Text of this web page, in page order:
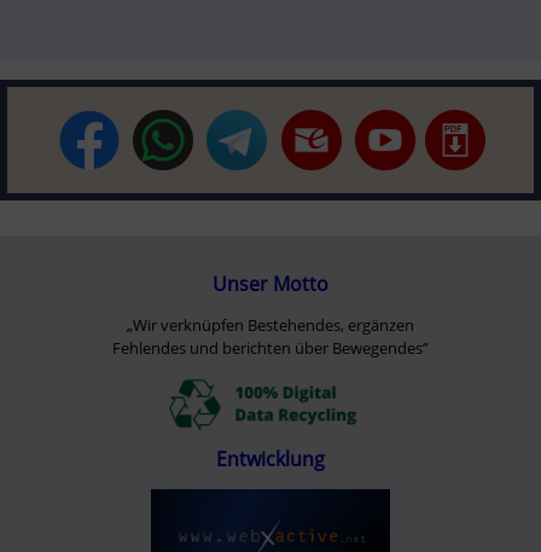
Unser Motto
„Wir verknüpfen Bestehendes, ergänzen
Fehlendes und berichten über Bewegendes”
Entwicklung